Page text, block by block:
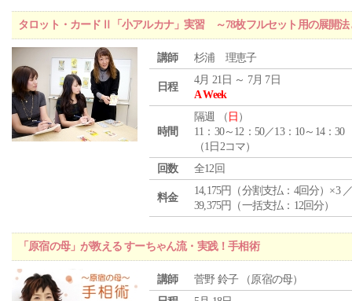
タロット・カードⅡ「小アルカナ」実習 ～78枚フルセット用の展開法
講師 杉浦 理恵子
日程
4月 21日 ～ 7月 7日
A Week
時間
隔週 （ 日 ）
11：30～12：50／13：10～14：30
（1日2コマ）
回数
全12回
料金
14,175円（分割支払：4回分）×3
39,375円（一括支払：12回分）
「原宿の母」が教える すーちゃん流・実践！手相術
講師
菅野 鈴子 （原宿の母）